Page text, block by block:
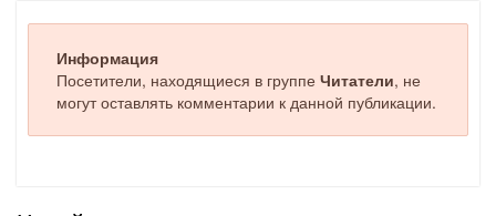
Информация
Посетители, находящиеся в группе Читатели, не
могут оставлять комментарии к данной публикации.